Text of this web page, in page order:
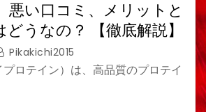
悪い口コミ、メリットと
うなの？ 【徹底解説】
Pikakichi2015
ロテイン）は、高品質のプロテイ